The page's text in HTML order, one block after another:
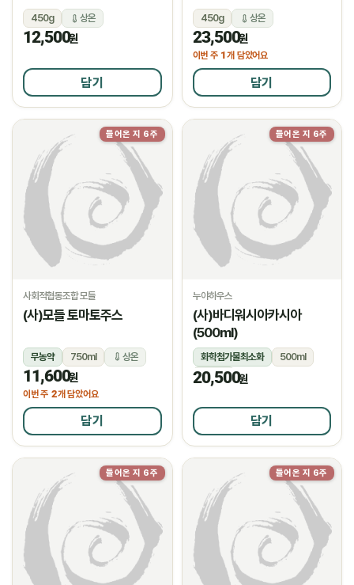
450g 상온
12,500원
담기
450g 상온
23,500원
이번 주 1개 담았어요
담기
들어온 지 6주
사회적협동조합 모들
(사)모들 토마토주스
무농약 750ml 상온
11,600원
이번 주 2개 담았어요
담기
들어온 지 6주
누야하우스
(사)바디워시아카시아
(500ml)
화학첨가물최소화
500ml
상온
20,500원
담기
들어온 지 6주 들어온 지 6주